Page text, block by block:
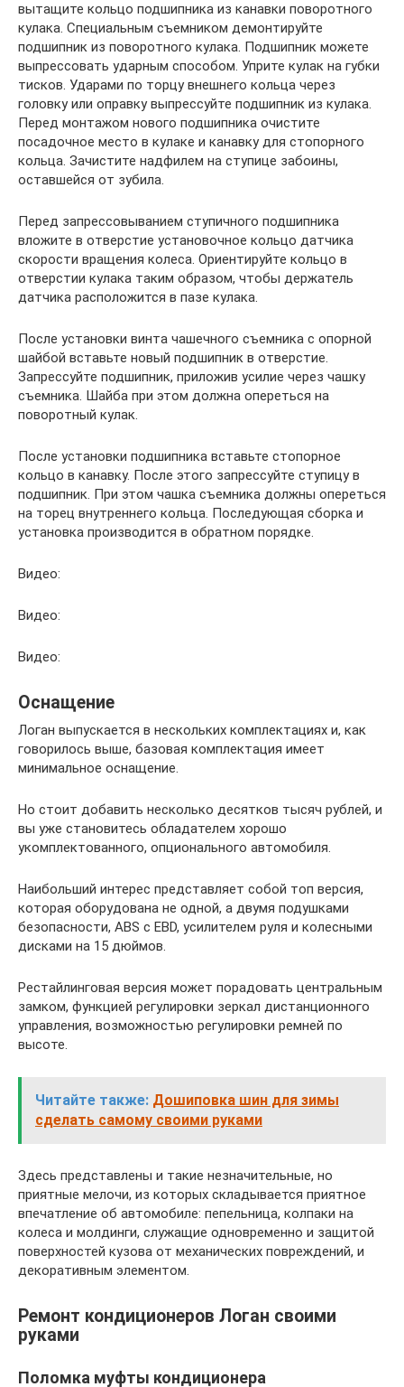
вытащите кольцо подшипника из канавки поворотного
кулака. Специальным съемником демонтируйте
подшипник из поворотного кулака. Подшипник можете
выпрессовать ударным способом. Уприте кулак на губки
тисков. Ударами по торцу внешнего кольца через
головку или оправку выпрессуйте подшипник из кулака.
Перед монтажом нового подшипника очистите
посадочное место в кулаке и канавку для стопорного
кольца. Зачистите надфилем на ступице забоины,
оставшейся от зубила.
Перед запрессовыванием ступичного подшипника
вложите в отверстие установочное кольцо датчика
скорости вращения колеса. Ориентируйте кольцо в
отверстии кулака таким образом, чтобы держатель
датчика расположится в пазе кулака.
После установки винта чашечного съемника с опорной
шайбой вставьте новый подшипник в отверстие.
Запрессуйте подшипник, приложив усилие через чашку
съемника. Шайба при этом должна опереться на
поворотный кулак.
После установки подшипника вставьте стопорное
кольцо в канавку. После этого запрессуйте ступицу в
подшипник. При этом чашка съемника должны опереться
на торец внутреннего кольца. Последующая сборка и
установка производится в обратном порядке.
Видео:
Видео:
Видео:
Оснащение
Логан выпускается в нескольких комплектациях и, как
говорилось выше, базовая комплектация имеет
минимальное оснащение.
Но стоит добавить несколько десятков тысяч рублей, и
вы уже становитесь обладателем хорошо
укомплектованного, опционального автомобиля.
Наибольший интерес представляет собой топ версия,
которая оборудована не одной, а двумя подушками
безопасности, ABS с EBD, усилителем руля и колесными
дисками на 15 дюймов.
Рестайлинговая версия может порадовать центральным
замком, функцией регулировки зеркал дистанционного
управления, возможностью регулировки ремней по
высоте.
Читайте также: Дошиповка шин для зимы
сделать самому своими руками
Здесь представлены и такие незначительные, но
приятные мелочи, из которых складывается приятное
впечатление об автомобиле: пепельница, колпаки на
колеса и молдинги, служащие одновременно и защитой
поверхностей кузова от механических повреждений, и
декоративным элементом.
Ремонт кондиционеров Логан своими
руками
Поломка муфты кондиционера